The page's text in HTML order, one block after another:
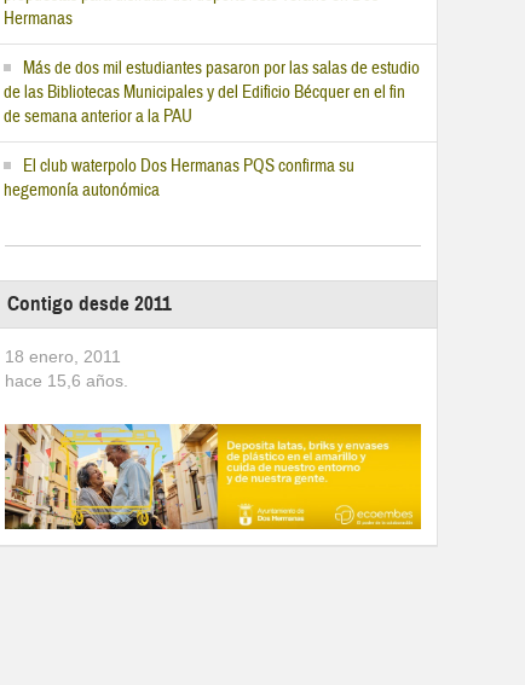
Hermanas
Más de dos mil estudiantes pasaron por las salas de estudio
de las Bibliotecas Municipales y del Edificio Bécquer en el fin
de semana anterior a la PAU
El club waterpolo Dos Hermanas PQS confirma su
hegemonía autonómica
Contigo desde 2011
18 enero, 2011
hace 15,6 años.